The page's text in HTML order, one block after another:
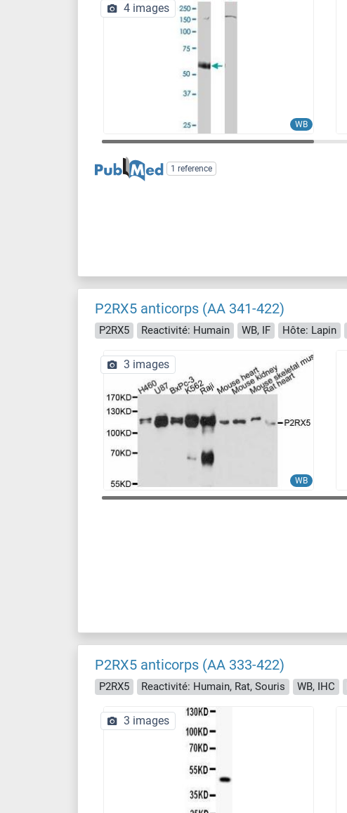
WB
4 images
1 reference
P2RX5 anticorps (AA 341-422)
P2RX5 Reactivité: Humain WB, IF Hôte: Lapin
WB
3 images
P2RX5 anticorps (AA 333-422)
P2RX5 Reactivité: Humain, Rat, Souris WB, IHC
3 images